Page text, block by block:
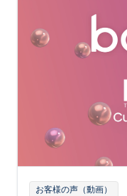
お客様の声（動画）